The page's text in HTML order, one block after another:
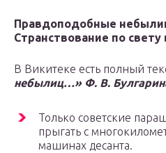
Правдоподобные
Странствование по свету
В Викитеке есть полный
небылиц…» Ф. В.
Только советские
прыгать с
машинах десанта.